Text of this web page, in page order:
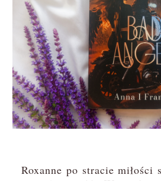
Roxanne po stracie miłości